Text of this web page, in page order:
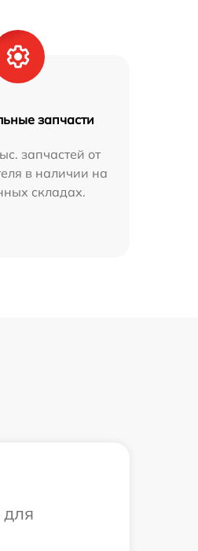
запчасти
запчастей от
в наличии на
складах.